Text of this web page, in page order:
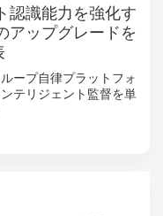
認識能力を強化す
アップグレードを
ープ自律プラットフォ
テリジェント監督を単